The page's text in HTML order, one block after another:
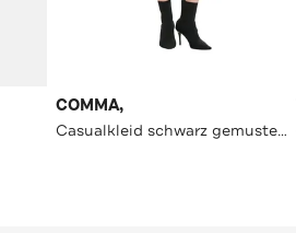
COMMA,
Casualkleid schwarz gemustert